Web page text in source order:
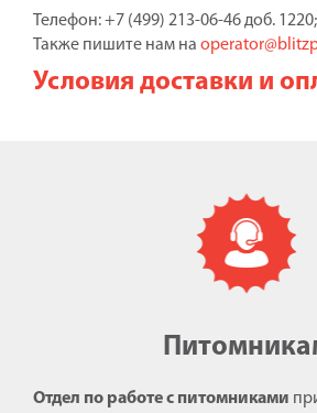
Телефон: +7 (499) 213-06-46 доб. 1220;
Также пишите нам на
Условия доставки и
Отдел по работе с питомниками